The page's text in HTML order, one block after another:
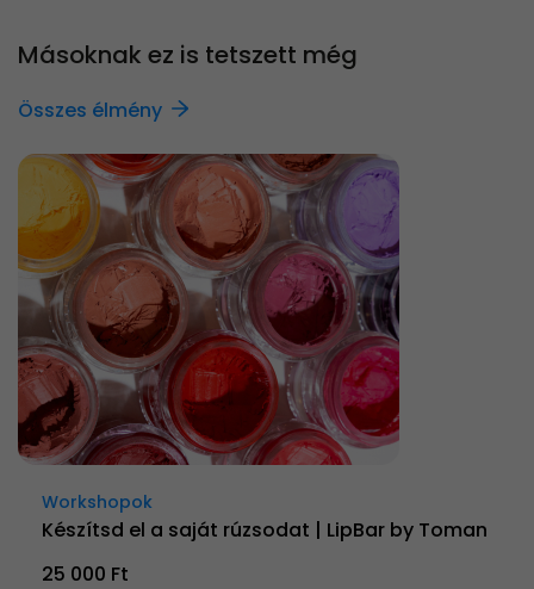
Másoknak ez is tetszett még
Összes élmény
Workshopok
Készítsd el a saját rúzsodat | LipBar by Toman
25 000 Ft